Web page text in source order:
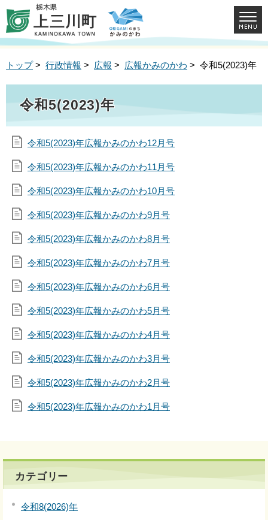
トップ> 行政情報 > 広報 > 広報かみのかわ > 令和5(2023)年
令和5(2023)年
令和5(2023)年広報かみのかわ12月号
令和5(2023)年広報かみのかわ11月号
令和5(2023)年広報かみのかわ10月号
令和5(2023)年広報かみのかわ9月号
令和5(2023)年広報かみのかわ8月号
令和5(2023)年広報かみのかわ7月号
令和5(2023)年広報かみのかわ6月号
令和5(2023)年広報かみのかわ5月号
令和5(2023)年広報かみのかわ4月号
令和5(2023)年広報かみのかわ3月号
令和5(2023)年広報かみのかわ2月号
令和5(2023)年広報かみのかわ1月号
カテゴリー
令和8(2026)年